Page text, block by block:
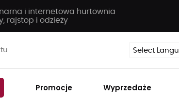
i internetowa hurtownia
rajstop i odzieży
Select
Promocje Wyprzedaże